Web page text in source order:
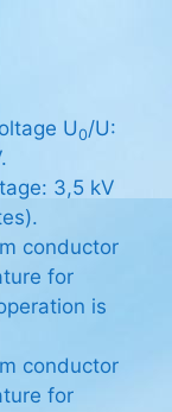
U0/U:
3,5 kV
conductor
for
is
conductor
for